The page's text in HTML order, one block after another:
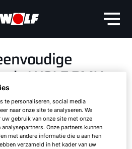
de WOLF BMK
voor compact
te personaliseren, social media
naar onze site te analyseren. We
gebruik van onze site met onze
Onze partners kunnen
met andere informatie die u aan hen
verzameld in het kader van uw